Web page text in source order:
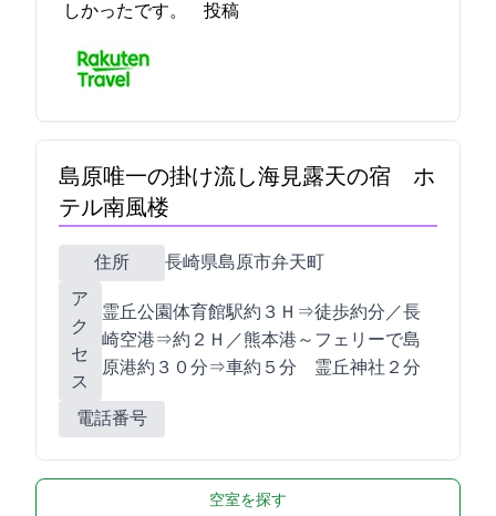
しかったです。 2021-10-16 11:39:14投稿
島原唯一の掛け流し海見露天の宿 ホ
テル南風楼
住所
長崎県島原市弁天町2-7331-1
ア
ク
セ
ス
霊丘公園体育館駅約３Ｈ⇒徒歩約5分／長
崎空港⇒約２Ｈ／熊本港～フェリーで島
原港約３０分⇒車約５分 霊丘神社２分
電話番号
空室を探す